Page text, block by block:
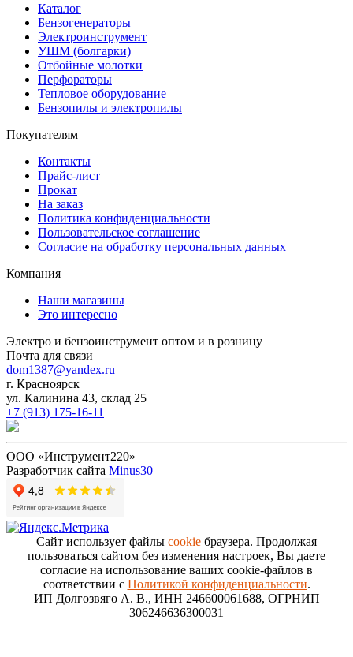
Каталог
Бензогенераторы
Электроинструмент
УШМ (болгарки)
Отбойные молотки
Перфораторы
Тепловое оборудование
Бензопилы и электропилы
Покупателям
Контакты
Прайс-лист
Прокат
На заказ
Политика конфиденциальности
Пользовательское соглашение
Согласие на обработку персональных данных
Компания
Наши магазины
Это интересно
Электро и бензоинструмент оптом и в розницу
Почта для связи
dom1387@yandex.ru
г. Красноярск
ул. Калинина 43, склад 25
+7 (913) 175-16-11
ООО «Инструмент220»
Разработчик сайта Minus30
Сайт использует файлы cookie браузера. Продолжая
пользоваться сайтом без изменения настроек, Вы даете
согласие на использование ваших cookie-файлов в
соответствии с Политикой конфиденциальности.
ИП Долгозвяго А. В., ИНН 246600061688, ОГРНИП
306246636300031